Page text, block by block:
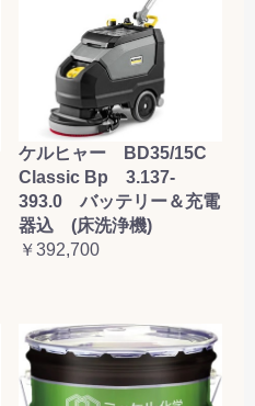
ケルヒャー BD35/15C
Classic Bp 3.137-
393.0 バッテリー＆充電
器込 (床洗浄機)
￥392,700